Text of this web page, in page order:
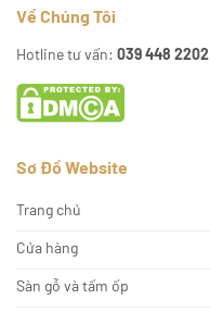
Về Chúng Tôi
Hotline tư vấn: 039 448 2202
Sơ Đồ Website
Trang chủ
Cửa hàng
Sàn gỗ và tấm ốp